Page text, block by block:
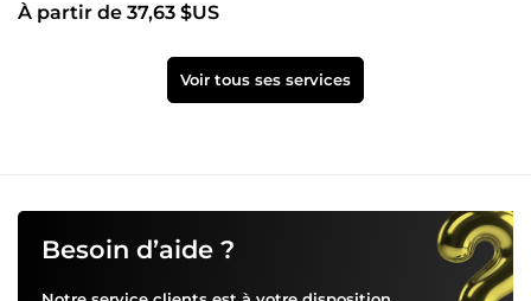
À partir de 37,63 $US
Voir tous ses services
Besoin d’aide ?